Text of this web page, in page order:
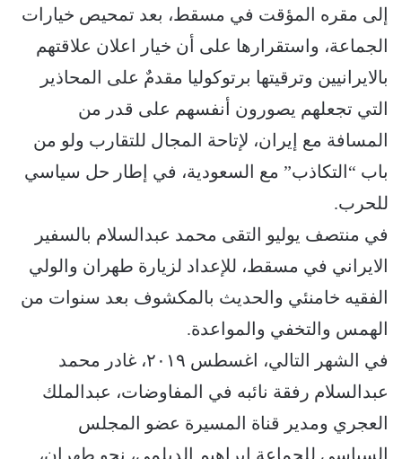
إلى مقره المؤقت في مسقط، بعد تمحيص خيارات
الجماعة، واستقرارها على أن خيار اعلان علاقتهم
بالايرانيين وترقيتها برتوكوليا مقدمٌ على المحاذير
التي تجعلهم يصورون أنفسهم على قدر من
المسافة مع إيران، لإتاحة المجال للتقارب ولو من
باب “التكاذب” مع السعودية، في إطار حل سياسي
للحرب.
في منتصف يوليو التقى محمد عبدالسلام بالسفير
الايراني في مسقط، للإعداد لزيارة طهران والولي
الفقيه خامنئي والحديث بالمكشوف بعد سنوات من
الهمس والتخفي والمواعدة.
في الشهر التالي، اغسطس ٢٠١٩، غادر محمد
عبدالسلام رفقة نائبه في المفاوضات، عبدالملك
العجري ومدير قناة المسيرة عضو المجلس
السياسي للجماعة ابراهيم الديلمي، نحو طهران،